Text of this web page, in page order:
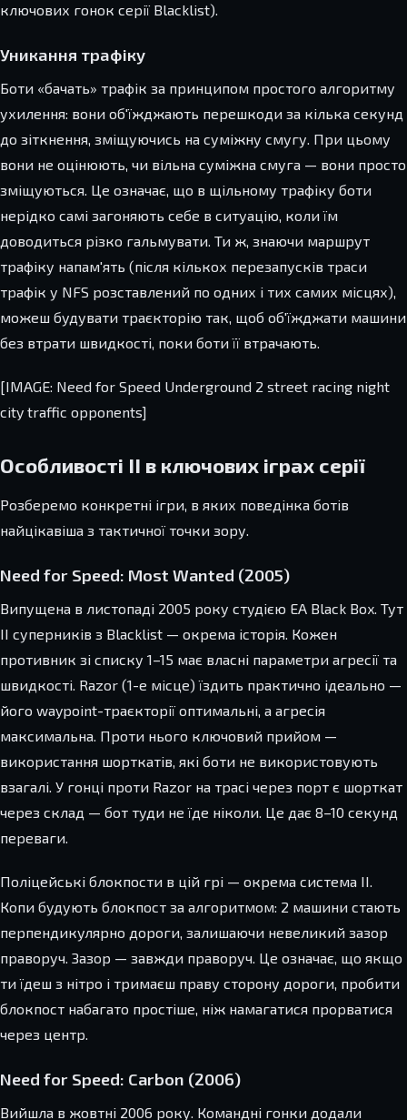
ключових гонок серії Blacklist).
Уникання трафіку
Боти «бачать» трафік за принципом простого алгоритму
ухилення: вони об'їжджають перешкоди за кілька секунд
до зіткнення, зміщуючись на суміжну смугу. При цьому
вони не оцінюють, чи вільна суміжна смуга — вони просто
зміщуються. Це означає, що в щільному трафіку боти
нерідко самі загоняють себе в ситуацію, коли їм
доводиться різко гальмувати. Ти ж, знаючи маршрут
трафіку напам'ять (після кількох перезапусків траси
трафік у NFS розставлений по одних і тих самих місцях),
можеш будувати траєкторію так, щоб об'їжджати машини
без втрати швидкості, поки боти її втрачають.
[IMAGE: Need for Speed Underground 2 street racing night
city traffic opponents]
Особливості ІІ в ключових іграх серії
Розберемо конкретні ігри, в яких поведінка ботів
найцікавіша з тактичної точки зору.
Need for Speed: Most Wanted (2005)
Випущена в листопаді 2005 року студією EA Black Box. Тут
ІІ суперників з Blacklist — окрема історія. Кожен
противник зі списку 1–15 має власні параметри агресії та
швидкості. Razor (1-е місце) їздить практично ідеально —
його waypoint-траєкторії оптимальні, а агресія
максимальна. Проти нього ключовий прийом —
використання шорткатів, які боти не використовують
взагалі. У гонці проти Razor на трасі через порт є шорткат
через склад — бот туди не їде ніколи. Це дає 8–10 секунд
переваги.
Поліцейські блокпости в цій грі — окрема система ІІ.
Копи будують блокпост за алгоритмом: 2 машини стають
перпендикулярно дороги, залишаючи невеликий зазор
праворуч. Зазор — завжди праворуч. Це означає, що якщо
ти їдеш з нітро і тримаєш праву сторону дороги, пробити
блокпост набагато простіше, ніж намагатися прорватися
через центр.
Need for Speed: Carbon (2006)
Вийшла в жовтні 2006 року. Командні гонки додали